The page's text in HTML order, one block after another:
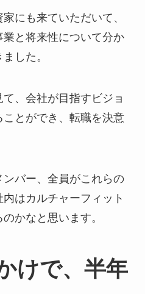
にも来ていただいて、
と将来性について分か
した。
、会社が目指すビジョ
とができ、転職を決意
バー、全員がこれらの
はカルチャーフィット
かなと思います。
けで、半年